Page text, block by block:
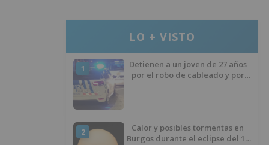
LO + VISTO
1
Detienen a un joven de 27 años
por el robo de cableado y por
2
Calor y posibles tormentas en
Burgos durante el eclipse del 12